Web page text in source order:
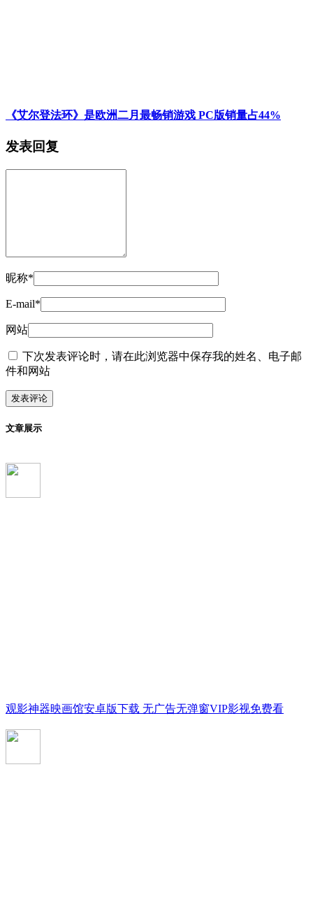
《艾尔登法环》是欧洲二月最畅销游戏 PC版销量占44%
发表回复
昵称*
E-mail*
网站
下次发表评论时，请在此浏览器中保存我的姓名、电子邮
件和网站
文章展示
观影神器映画馆安卓版下载 无广告无弹窗VIP影视免费看